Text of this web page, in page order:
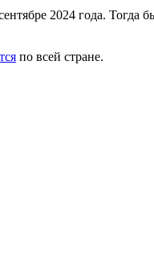
2024 года. Тогда
по всей стране.